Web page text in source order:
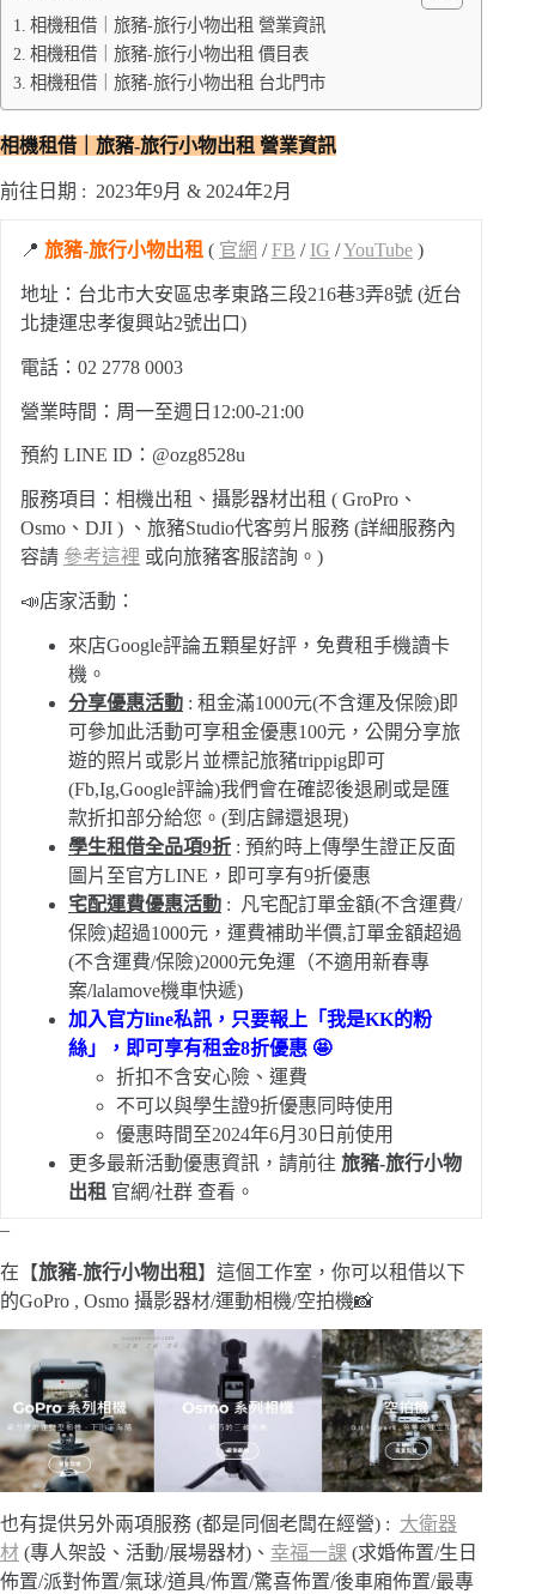
相機租借｜旅豬-旅行小物出租 營業資訊
相機租借｜旅豬-旅行小物出租 價目表
相機租借｜旅豬-旅行小物出租 台北門市
相機租借｜旅豬-旅行小物出租 營業資訊
前往日期 : 2023年9月 & 2024年2月
📍 旅豬-旅行小物出租 ( 官網 /FB / IG /YouTube )
地址：台北市大安區忠孝東路三段216巷3弄8號 (近台
北捷運忠孝復興站2號出口)
電話： 02 2778 0003
營業時間：周一至週日12:00-21:00
預約 LINE ID：@ozg8528u
服務項目：相機出租、攝影器材出租 ( GroPro、
Osmo、DJI ) 、旅豬Studio代客剪片服務 (詳細服務內
容請 參考這裡 或向旅豬客服諮詢。)
📣店家活動：
來店Google評論五顆星好評，免費租手機讀卡
機。
分享優惠活動 : 租金滿1000元(不含運及保險)即
可參加此活動可享租金優惠100元，公開分享旅
遊的照片或影片並標記旅豬trippig即可
(Fb,Ig,Google評論)我們會在確認後退刷或是匯
款折扣部分給您。(到店歸還退現)
學生租借全品項9折 : 預約時上傳學生證正反面
圖片至官方LINE，即可享有9折優惠
宅配運費優惠活動 : 凡宅配訂單金額(不含運費/
保險)超過1000元，運費補助半價,訂單金額超過
(不含運費/保險)2000元免運（不適用新春專
案/lalamove機車快遞)
加入官方line私訊，只要報上「我是KK的粉
絲」，即可享有租金8折優惠 🤩
折扣不含安心險、運費
不可以與學生證9折優惠同時使用
優惠時間至2024年6月30日前使用
更多最新活動優惠資訊，請前往 旅豬-旅行小物
出租 官網/社群 查看。
–
在【旅豬-旅行小物出租 】這個工作室，你可以租借以下
的GoPro , Osmo 攝影器材/運動相機/空拍機📸
也有提供另外兩項服務 (都是同個老闆在經營) : 大衛器
材 (專人架設、活動/展場器材)、 幸福一課 (求婚佈置/生日
佈置/派對佈置/氣球/道具/佈置/驚喜佈置/後車廂佈置/最專